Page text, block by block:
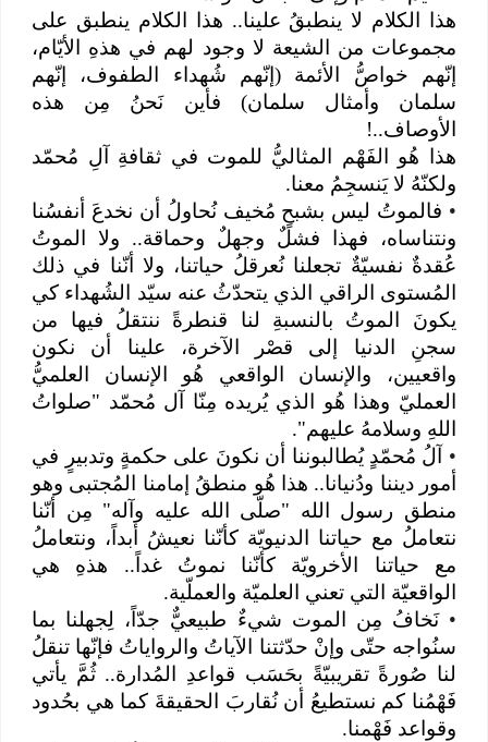
هذا الكلام لا ينطبقُ علينا.. هذا الكلام ينطبق على
مجموعات من الشيعة لا وجود لهم في هذهِ الأيّام،
إنّهم خواصُّ الأئمة (إنّهم شُهداء الطفوف، إنّهم
سلمان وأمثال سلمان) فأين نَحنُ مِن هذه
الأوصاف..!
هذا هُو الفَهْم المثاليُّ للموت في ثقافةِ آلِ مُحمّد
ولكنّهُ لا يَنسجِمُ معنا.
•فالموتُ ليس بشبحٍ مُخيف نُحاولُ أن نخدعَ أنفسُنا
ونتناساه، فهذا فشلٌ وجهلٌ وحماقة.. ولا الموتُ
عُقدةٌ نفسيّةٌ تجعلنا نُعرقلُ حياتنا، ولا أنّنا في ذلك
المُستوى الراقي الذي يتحدّثُ عنه سيّد الشُهداء كي
يكونَ الموتُ بالنسبةِ لنا قنطرةً ننتقلُ فيها من
سجنِ الدنيا إلى قصْر الآخرة، علينا أن نكون
واقعيين، والإنسان الواقعي هُو الإنسان العلميُّ
العمليّ وهذا هُو الذي يُريده مِنّا آل مُحمّد "صلواتُ
اللهِ وسلامهُ عليهم".
•آلُ مُحمّدٍ يُطالبوننا أن نكونَ على حكمةٍ وتدبيرٍ في
أمور ديننا ودُنيانا.. هذا هُو منطقُ إمامنا المُجتبى وهو
منطق رسول الله "صلّى الله عليه وآله" مِن أنّنا
نتعاملُ مع حياتنا الدنيويّة كأنّنا نعيشُ أبداً، ونتعاملُ
مع حياتنا الأخرويّة كأنّنا نموتُ غداً.. هذهِ هي
الواقعيّة التي تعني العلميّة والعملّية.
نَخافُ مِن الموت شيءٌ طبيعيٌّ جدّاً، لِجهلنا بما
سنُواجه حتّى وإنْ حدّثتنا الآياتُ والرواياتُ فإنّها تنقلُ
لنا صُورةً تقريبيّةً بحَسَب قواعدِ المُدارة.. ثُمَّ يأتي
فَهْمُنا كم نستطيعُ أن نُقاربَ الحقيقةَ كما هي بحُدود
وقواعد فَهْمنا.